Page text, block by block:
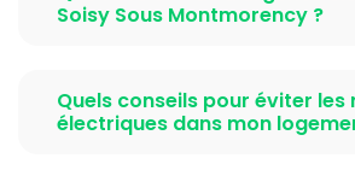
C 15-100 et que le certificat
sécurité supplémentaire.
electricien Soisy Sous
dépose la demande auprès du
officiel est ensuite effectué. Une
Soisy Sous Montmorency ?
une panne totale ou un disjoncteur
contactez immédiatement notre
Quels conseils pour éviter les
électriques dans mon